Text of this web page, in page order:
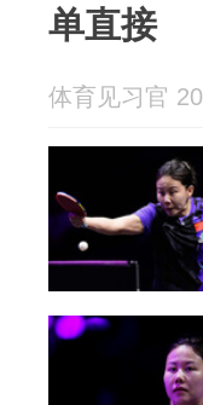
单直接
体育见习官